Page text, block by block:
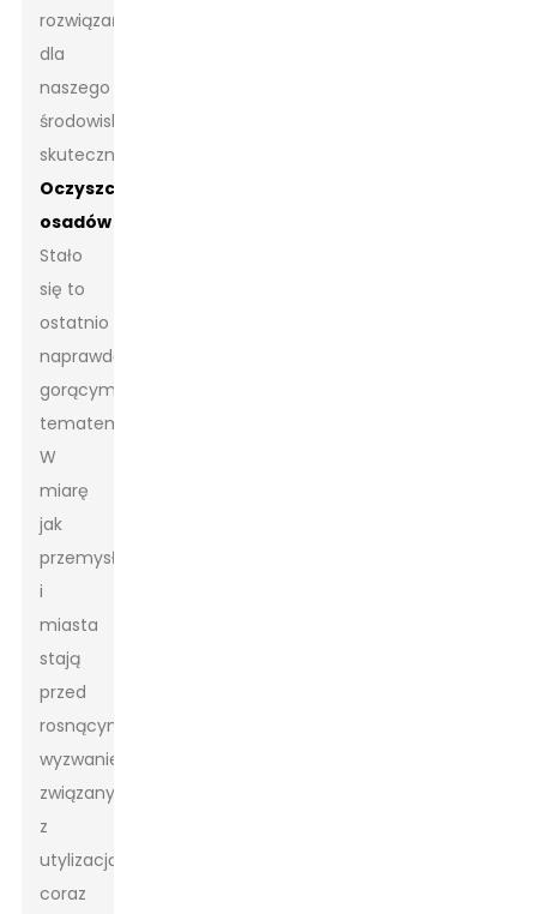
rozwiązań
dla
naszego
środowiska,
skuteczne
Oczyszczanie
osadów
Stało
się to
ostatnio
naprawdę
gorącym
tematem.
W
miarę
jak
przemysł
i
miasta
stają
przed
rosnącym
wyzwaniem
związanym
z
utylizacją
coraz